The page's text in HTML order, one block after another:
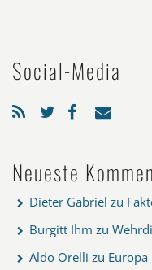
Social-Media
Neueste
Dieter Gabriel zu
Burgitt Ihm zu
Aldo Orelli zu